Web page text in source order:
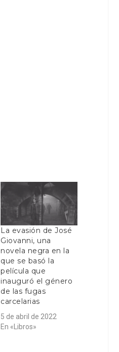
La evasión de José
Giovanni, una
novela negra en la
que se basó la
película que
inauguró el género
de las fugas
carcelarias
5 de abril de 2022
En «Libros»